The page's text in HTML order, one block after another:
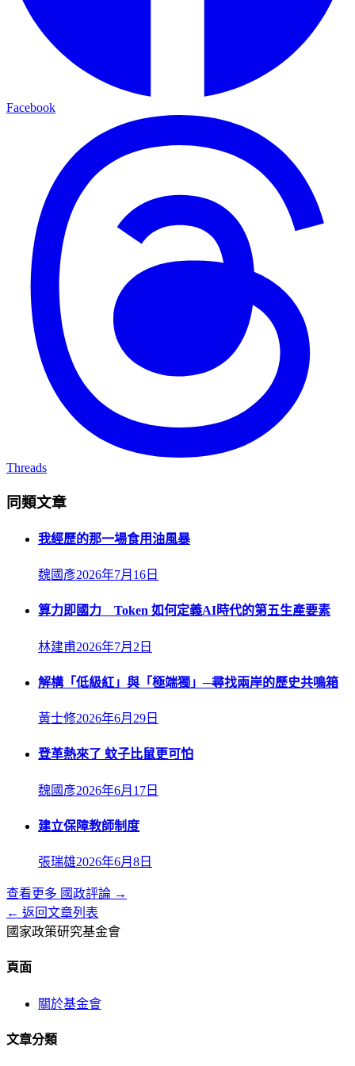
Facebook
Threads
同類文章
我經歷的那一場食用油風暴
魏國彥2026年7月16日
算力即國力 Token 如何定義AI時代的第五生產要素
林建甫2026年7月2日
解構「低級紅」與「極端獨」─尋找兩岸的歷史共鳴箱
黃士修2026年6月29日
登革熱來了 蚊子比鼠更可怕
魏國彥2026年6月17日
建立保障教師制度
張瑞雄2026年6月8日
查看更多 國政評論 →
← 返回文章列表
國家政策研究基金會
頁面
關於基金會
文章分類